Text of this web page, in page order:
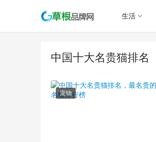
生活
中国十大名贵猫排名
宠物